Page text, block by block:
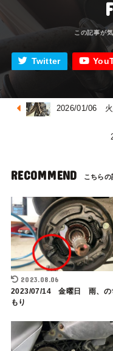
Twitter
2026/01/06
RECOMMEND
2023.08.06
2023/07/14 金曜日 雨、の
もり